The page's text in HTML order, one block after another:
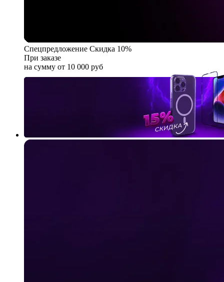
Спецпредложение Скидка 10%
При заказе
на сумму от 10 000 руб